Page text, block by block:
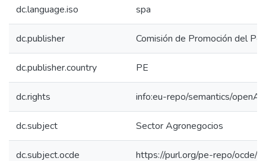
dc.language.iso spa
dc.publisher Comisión de Promoción del
dc.publisher.country PE
dc.rights info:eu-repo/semantics/
dc.subject Sector Agronegocios
dc.subject.ocde https://purl.org/pe-repo/ocde/